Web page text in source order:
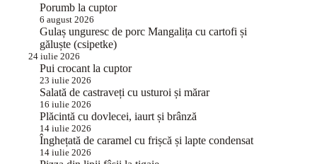
Porumb la cuptor
6 august 2026
Gulaș unguresc de porc Mangalița cu cartofi și
găluște (csipetke)
24 iulie 2026
Pui crocant la cuptor
23 iulie 2026
Salată de castraveți cu usturoi și mărar
16 iulie 2026
Plăcintă cu dovlecei, iaurt și brânză
14 iulie 2026
Înghețată de caramel cu frișcă și lapte condensat
14 iulie 2026